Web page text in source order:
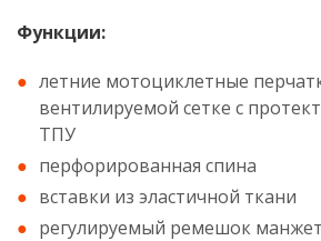
Функции:
летние мотоциклетные
вентилируемой сетке с
ТПУ
перфорированная спина
вставки из эластичной ткани
регулируемый ремешок